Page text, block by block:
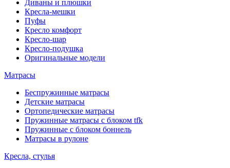
Диваны и плюшки
Кресла-мешки
Пуфы
Кресло комфорт
Кресло-шар
Кресло-подушка
Оригинальные модели
Матрасы
Беспружинные матрасы
Детские матрасы
Ортопедические матрасы
Пружинные матрасы с блоком tfk
Пружинные с блоком боннель
Матрасы в рулоне
Кресла, стулья